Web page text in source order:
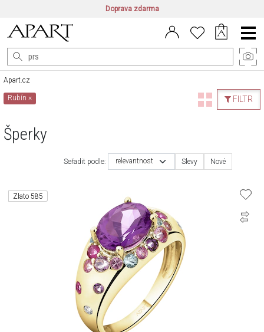
Doprava zdarma
CZ/CZK | EN/EUR PL/PLN
Main
Menu
Apart.cz
FILTR
Rubín×
Šperky
Seřadit podle: relevantnost Slevy Nové
Zlato 585